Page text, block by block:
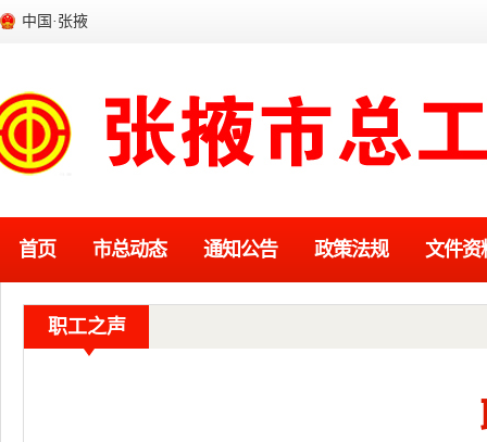
中国·张掖
首页 市总动态 通知公告 政策法规 文件资
职工之声